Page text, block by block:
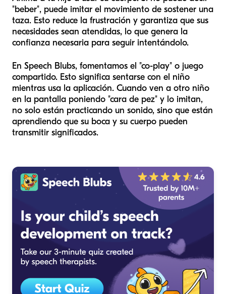
"beber", puede imitar el movimiento de sostener una
taza. Esto reduce la frustración y garantiza que sus
necesidades sean atendidas, lo que genera la
confianza necesaria para seguir intentándolo.
En Speech Blubs, fomentamos el "co-play" o juego
compartido. Esto significa sentarse con el niño
mientras usa la aplicación. Cuando ven a otro niño
en la pantalla poniendo "cara de pez" y lo imitan,
no solo están practicando un sonido, sino que están
aprendiendo que su boca y su cuerpo pueden
transmitir significados.